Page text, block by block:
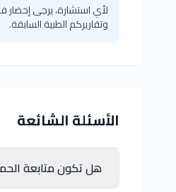
لأي استشارة، يرجى إحضار
وتقاريركم الطبية السابقة.
الأسئلة الشائعة
هل تكون متابعة